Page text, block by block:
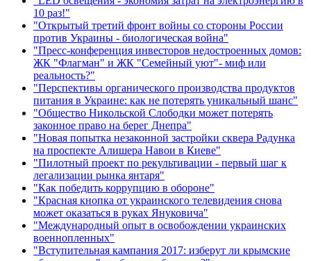
10 раз!"
"Открытый третий фронт войны со стороны России
против Украины - биологическая война"
"Пресс-конференция инвесторов недостроенных домов:
ЖК "Флагман" и ЖК "Семейный уют"- миф или
реальность?"
"Перспективы органического производства продуктов
питания в Украине: как не потерять уникальный шанс"
"Общество Никольской Слободки может потерять
законное право на берег Днепра"
"Новая попытка незаконной застройки сквера Радунка
на проспекте Алишера Навои в Киеве"
"Пилотный проект по рекультивации - первый шаг к
легализации рынка янтаря"
"Как победить коррупцию в обороне"
"Красная кнопка от украинского телевидения снова
может оказаться в руках Януковича"
"Международный опыт в освобождении украинских
военнопленных"
"Вступительная кампания 2017: изберут ли крымские